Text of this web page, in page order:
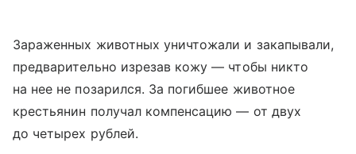
Зараженных животных уничтожали и закапывали,
предварительно изрезав кожу — чтобы никто
на нее не позарился. За погибшее животное
крестьянин получал компенсацию — от двух
до четырех рублей.